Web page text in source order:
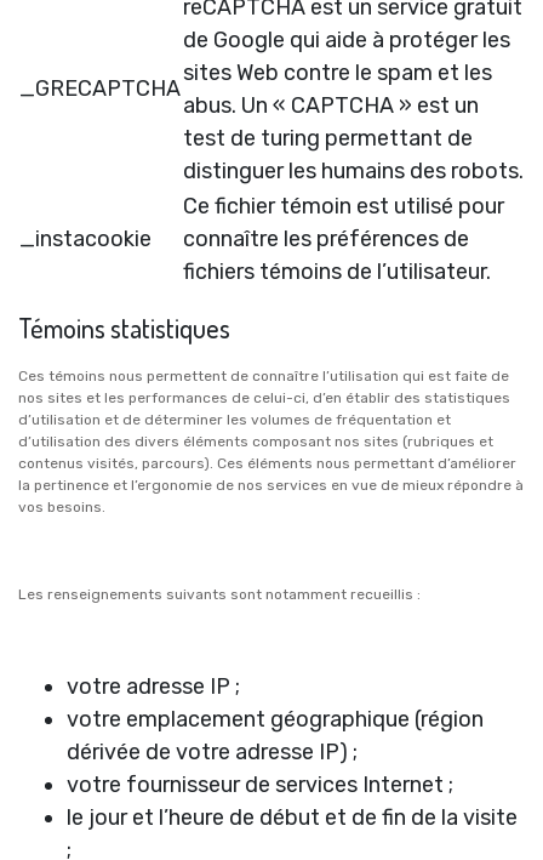
_GRECAPTCHA
reCAPTCHA est un service gratuit
de Google qui aide à protéger les
sites Web contre le spam et les
abus. Un « CAPTCHA » est un
test de turing permettant de
distinguer les humains des robots.
_instacookie
Ce fichier témoin est utilisé pour
connaître les préférences de
fichiers témoins de l’utilisateur.
Témoins statistiques
Ces témoins nous permettent de connaître l’utilisation qui est faite de
nos sites et les performances de celui-ci, d’en établir des statistiques
d’utilisation et de déterminer les volumes de fréquentation et
d’utilisation des divers éléments composant nos sites (rubriques et
contenus visités, parcours). Ces éléments nous permettant d’améliorer
la pertinence et l’ergonomie de nos services en vue de mieux répondre à
vos besoins.
Les renseignements suivants sont notamment recueillis :
votre adresse IP ;
votre emplacement géographique (région
dérivée de votre adresse IP) ;
votre fournisseur de services Internet ;
le jour et l’heure de début et de fin de la visite
;